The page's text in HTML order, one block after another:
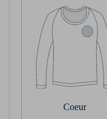
Coeur